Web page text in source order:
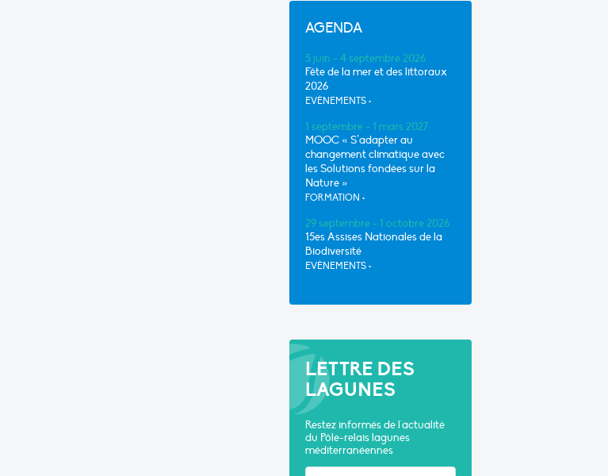
AGENDA
5 juin - 4 septembre 2026
Fête de la mer et des littoraux
2026
EVÈNEMENTS •
1 septembre - 1 mars 2027
MOOC « S’adapter au
changement climatique avec
les Solutions fondées sur la
Nature »
FORMATION •
29 septembre - 1 octobre 2026
15es Assises Nationales de la
Biodiversité
EVÈNEMENTS •
LETTRE DES
LAGUNES
Restez informés de l'actualité
du Pôle-relais lagunes
méditerranéennes